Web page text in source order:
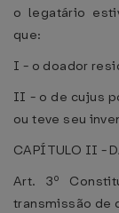
o legatário
que:
I - o doador
II - o de cujus
ou teve seu
CAPÍTULO II -
Art. 3º
transmissão de